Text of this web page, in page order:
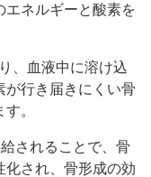
エネルギーと酸素を
、血液中に溶け込
が行き届きにくい骨
。
されることで、骨
化され、骨形成の効